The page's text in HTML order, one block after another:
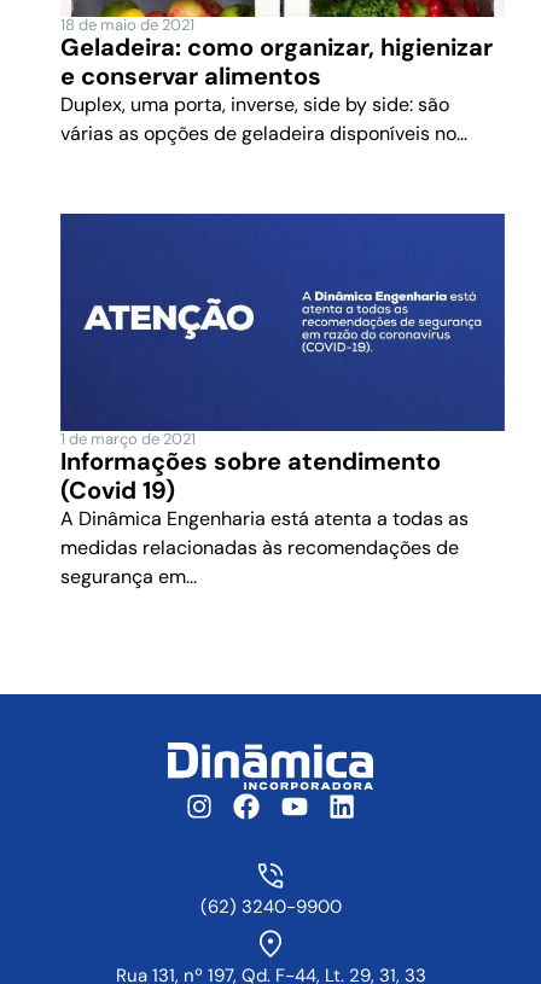
18 de maio de 2021
Geladeira: como organizar, higienizar
e conservar alimentos
Duplex, uma porta, inverse, side by side: são
várias as opções de geladeira disponíveis no...
1 de março de 2021
Informações sobre atendimento
(Covid 19)
A Dinâmica Engenharia está atenta a todas as
medidas relacionadas às recomendações de
segurança em...
(62) 3240-9900
Rua 131, nº 197, Qd. F-44, Lt. 29, 31, 33